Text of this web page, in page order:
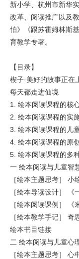
新小学、杭州市新华
改革、阅读推广以及
怕》《跟苏霍姆林斯
育教学专著。
【目录】
楔子·美好的故事正在
每天都走进仙境
1. 绘本阅读课程的核
2. 绘本阅读课程的实
3. 绘本阅读课程的儿
4. 绘本阅读课程的原
5. 绘本阅读课程的多
一 绘本阅读与儿童智
［绘本主题思考］ 小
［绘本导读设计］
［绘本阅读课例］
［绘本教学手记］ 奇
绘本书目链接
二 绘本阅读与儿童心
［绘本主题思考］ 心